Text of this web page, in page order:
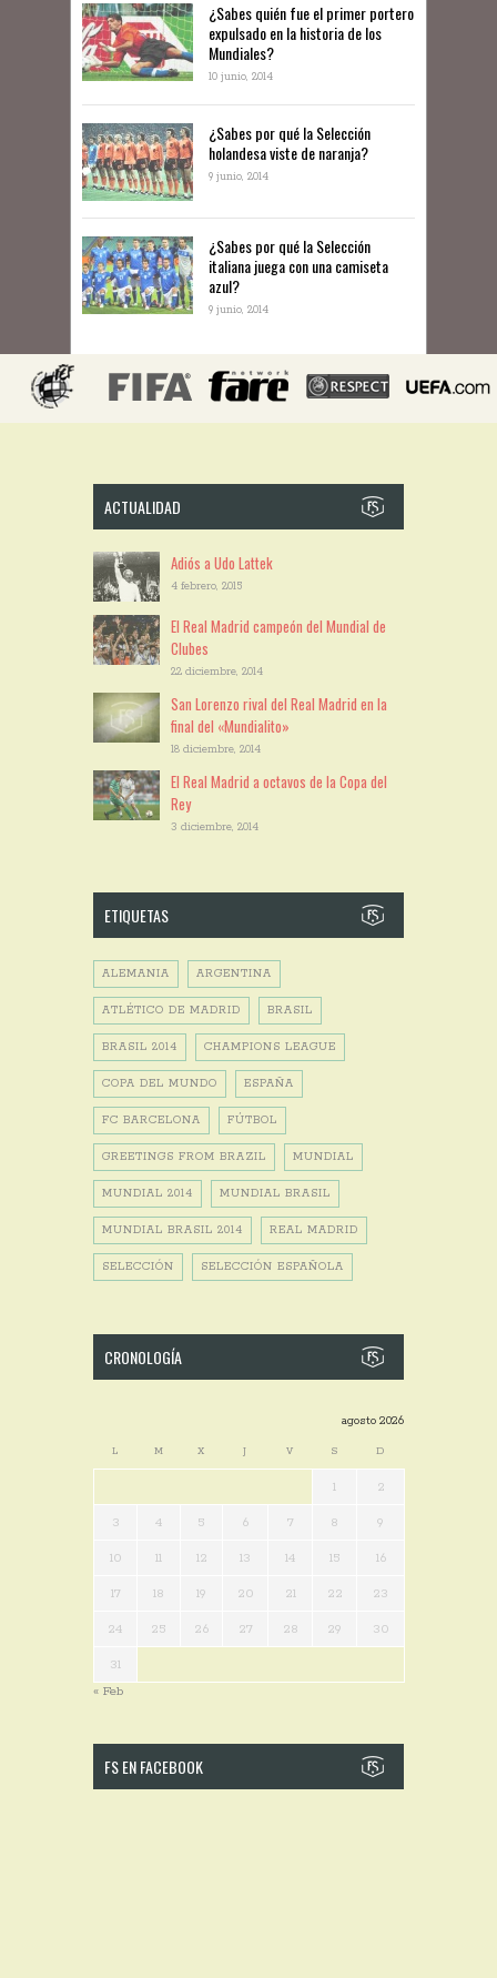
¿Sabes quién fue el primer portero
expulsado en la historia de los
Mundiales?
10 junio, 2014
​¿Sabes por qué la Selección
holandesa viste de naranja?
9 junio, 2014
¿Sabes por qué la Selección
italiana juega con una camiseta
azul?
9 junio, 2014
ACTUALIDAD
Adiós a Udo Lattek
4 febrero, 2015
El Real Madrid campeón del Mundial de
Clubes
22 diciembre, 2014
San Lorenzo rival del Real Madrid en la
final del «Mundialito»
18 diciembre, 2014
El Real Madrid a octavos de la Copa del
Rey
3 diciembre, 2014
ETIQUETAS
ALEMANIA ARGENTINA
ATLÉTICO DE MADRID BRASIL
BRASIL 2014 CHAMPIONS LEAGUE
COPA DEL MUNDO ESPAÑA
FC BARCELONA FÚTBOL
GREETINGS FROM BRAZIL MUNDIAL
MUNDIAL 2014 MUNDIAL BRASIL
MUNDIAL BRASIL 2014 REAL MADRID
SELECCIÓN SELECCIÓN ESPAÑOLA
CRONOLOGÍA
agosto 2026
L M X J V S D
1 2
3 4 5 6 7 8 9
10 11 12 13 14 15 16
17 18 19 20 21 22 23
24 25 26 27 28 29 30
31
« Feb
FS EN FACEBOOK